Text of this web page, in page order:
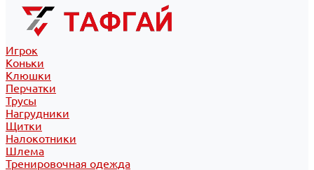
Игрок
Коньки
Клюшки
Перчатки
Трусы
Нагрудники
Щитки
Налокотники
Шлема
Тренировочная одежда